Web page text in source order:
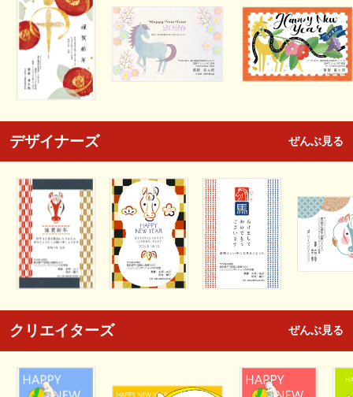
デザイナーズ ぜんぶ見る
クリエイターズ ぜんぶ見る